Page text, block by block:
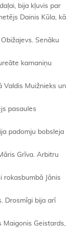
bija kļuvis par
Dainis Kūla, kā
Senāku
kamaniņu
Valdis Muižnieks un
pasaules
padomju bobsleja
Grīva. Arbitru
Jānis
Drosmīgi bija arī
Maigonis Geistards,